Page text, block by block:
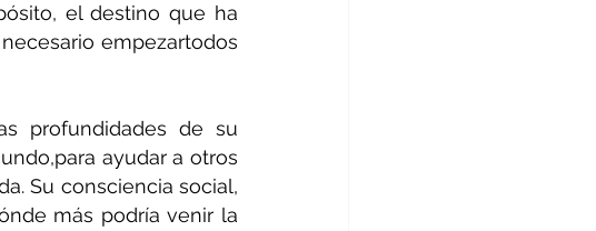
el destino que ha
empezartodos
profundidades de su
ayudar a otros
Su consciencia social,
más podría venir la